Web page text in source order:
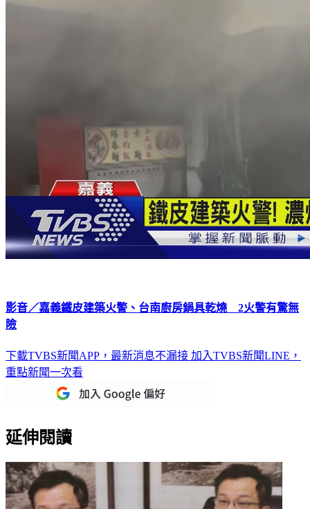
影音／嘉義鐵皮建築火警、台南廚房鍋具乾燒 2火警有驚無
險
下載TVBS新聞APP，最新消息不漏接 加入TVBS新聞LINE，
重點新聞一次看
延伸閱讀